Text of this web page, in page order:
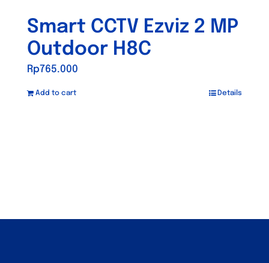
Smart CCTV Ezviz 2 MP
Outdoor H8C
Rp765.000
Add to cart Details